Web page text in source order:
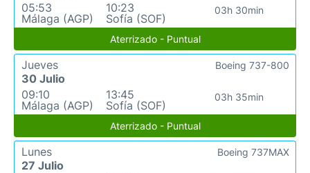
05:53
Málaga (AGP)
10:23
Sofía (SOF)
03h 30min
Aterrizado - Puntual
Jueves
30 Julio
09:10
Málaga (AGP)
13:45
Sofía (SOF)
03h 35min
Boeing 737-800
Aterrizado - Puntual
Lunes
27 Julio
Boeing 737MAX